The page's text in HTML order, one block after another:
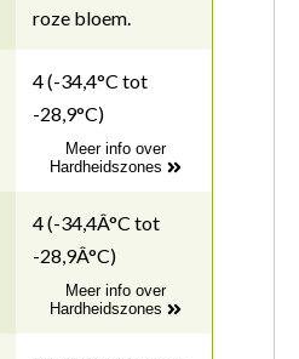
roze bloem.
4 (-34,4°C tot
-28,9°C)
Meer info over
Hardheidszones
4 (-34,4Â°C tot
-28,9Â°C)
Meer info over
Hardheidszones